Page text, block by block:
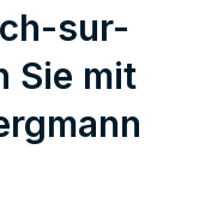
sur-
Sie mit